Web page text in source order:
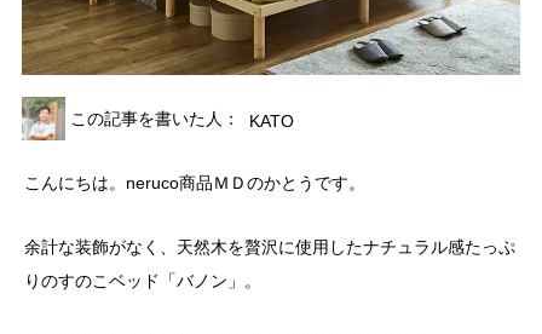
この記事を書いた人： KATO
こんにちは。neruco商品ＭＤのかとうです。
余計な装飾がなく、天然木を贅沢に使用したナチュラル感たっぷ
りのすのこベッド「バノン」。